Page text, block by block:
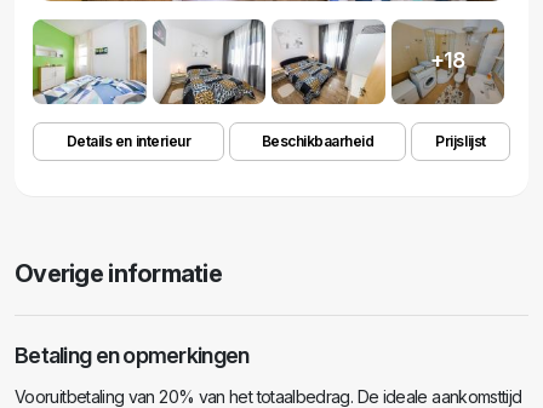
+18
Details en interieur Beschikbaarheid Prijslijst
Overige informatie
Betaling en opmerkingen
Vooruitbetaling van 20% van het totaalbedrag. De ideale aankomsttijd